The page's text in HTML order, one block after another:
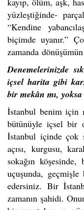
yüzleştiğinde-
“Kendine
biçimde uyanır.”
zamanda
Denemelerinizde
içsel harita gibi
bir mekân mı,
İstanbul benim için
bütünüyle içsel bir
İstanbul içinde çok
açısı, kurgusu,
sokağın
uçuşunda,
edersiniz. Bir
zamanın şahidi.